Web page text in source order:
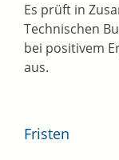
Es prüft in
Technischen
bei positivem
aus.
Fristen